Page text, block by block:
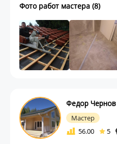
Фото работ мастера (8)
Федор Чернов
Мастер
56.00
5